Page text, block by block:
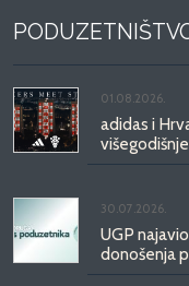
01.08.2026.
adidas i
30.07.2026.
UGP
donošenja